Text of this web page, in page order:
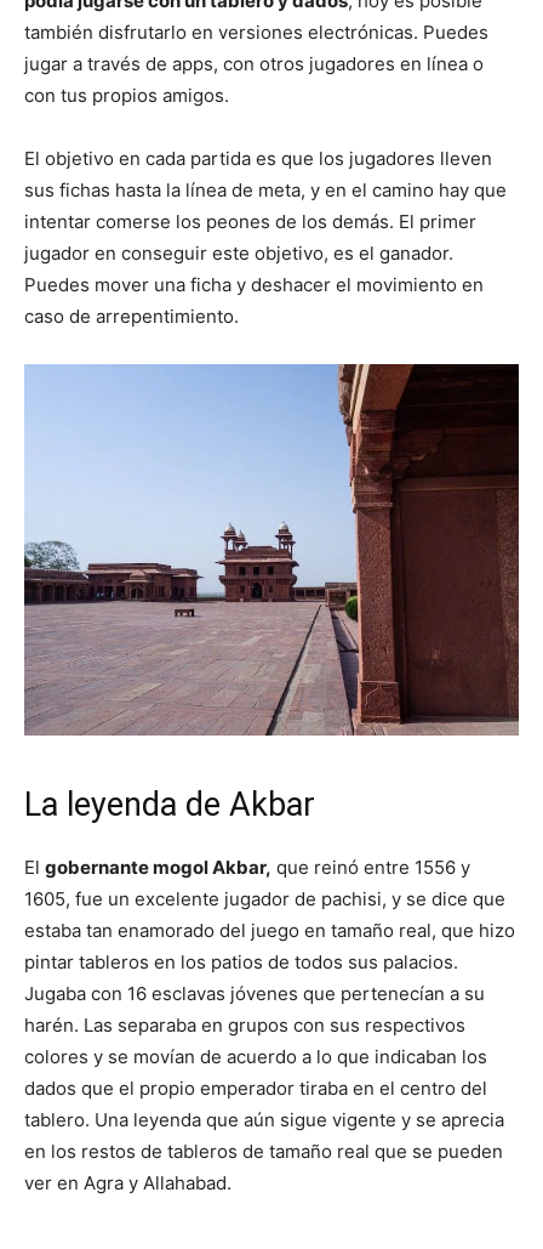
también disfrutarlo en versiones electrónicas. Puedes
jugar a través de apps, con otros jugadores en línea o
con tus propios amigos.
El objetivo en cada partida es que los jugadores lleven
sus fichas hasta la línea de meta, y en el camino hay que
intentar comerse los peones de los demás. El primer
jugador en conseguir este objetivo, es el ganador.
Puedes mover una ficha y deshacer el movimiento en
caso de arrepentimiento.
La leyenda de Akbar
El gobernante mogol Akbar, que reinó entre 1556 y
1605, fue un excelente jugador de pachisi, y se dice que
estaba tan enamorado del juego en tamaño real, que hizo
pintar tableros en los patios de todos sus palacios.
Jugaba con 16 esclavas jóvenes que pertenecían a su
harén. Las separaba en grupos con sus respectivos
colores y se movían de acuerdo a lo que indicaban los
dados que el propio emperador tiraba en el centro del
tablero. Una leyenda que aún sigue vigente y se aprecia
en los restos de tableros de tamaño real que se pueden
ver en Agra y Allahabad.